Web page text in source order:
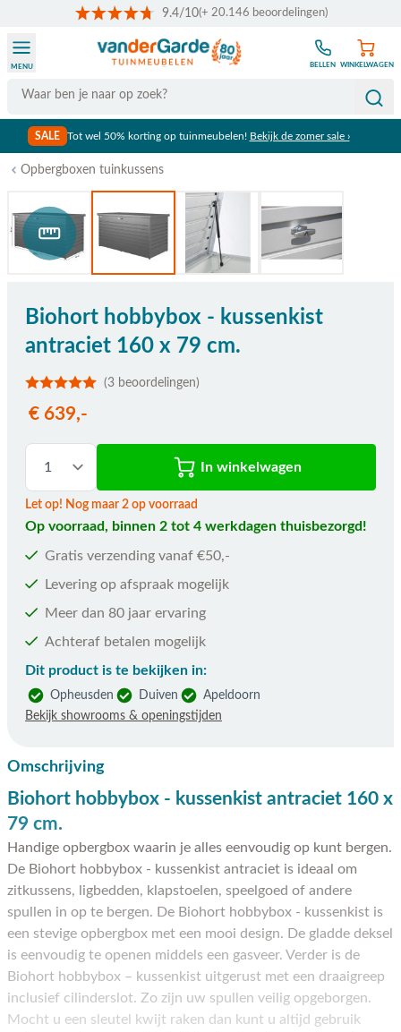
9.4/10(+ 20.146 beoordelingen)
Search
MENU BELLEN WINKELWAGEN
SALE Tot wel 50% korting op tuinmeubelen! Bekijk de zomer sale ›
Opbergboxen tuinkussens
Biohort hobbybox - kussenkist
antraciet 160 x 79 cm.
(3 beoordelingen)
€ 639,-
In winkelwagen
Let op! Nog maar 2 op voorraad
Op voorraad, binnen 2 tot 4 werkdagen thuisbezorgd!
Gratis verzending vanaf €50,-
Levering op afspraak mogelijk
Meer dan 80 jaar ervaring
Achteraf betalen mogelijk
Dit product is te bekijken in:
Opheusden Duiven
Apeldoorn
Bekijk showrooms & openingstijden
Omschrijving
Biohort hobbybox - kussenkist antraciet 160 x
79 cm.
Handige opbergbox waarin je alles eenvoudig op kunt bergen.
De Biohort hobbybox - kussenkist antraciet is ideaal om
zitkussens, ligbedden, klapstoelen, speelgoed of andere
spullen in op te bergen. De Biohort hobbybox - kussenkist is
een stevige opbergbox met een mooi design. De gladde deksel
is eenvoudig te openen middels een gasveer. Verder is de
Biohort hobbybox – kussenkist uitgerust met een draaigreep
inclusief cilinderslot. Zo zijn uw spullen veilig opgeborgen.
Mocht u een sleutel kwijt raken dan kunt u altijd gebruik